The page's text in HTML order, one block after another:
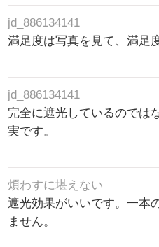
jd_886134141
満足度は写真を見て、満足
jd_886134141
完全に遮光しているのでは
実です。
煩わすに堪えない
遮光効果がいいです。一本
ません。